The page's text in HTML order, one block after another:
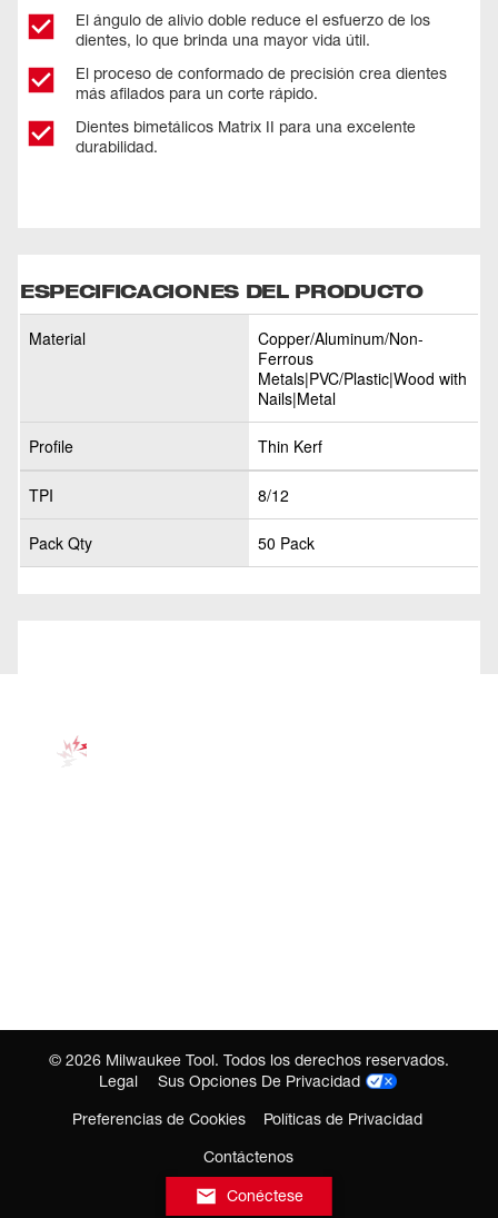
El ángulo de alivio doble reduce el esfuerzo de los
dientes, lo que brinda una mayor vida útil.
El proceso de conformado de precisión crea dientes
más afilados para un corte rápido.
Dientes bimetálicos Matrix II para una excelente
durabilidad.
ESPECIFICACIONES DEL PRODUCTO
Material
Copper/Aluminum/Non-
Ferrous
Metals|PVC/Plastic|Wood with
Nails|Metal
Profile Thin Kerf
TPI 8/12
Pack Qty 50 Pack
Conéctese
© 2026 Milwaukee Tool. Todos los derechos reservados.
Legal
Sus Opciones De Privacidad
Preferencias de Cookies
Políticas de Privacidad
Contáctenos